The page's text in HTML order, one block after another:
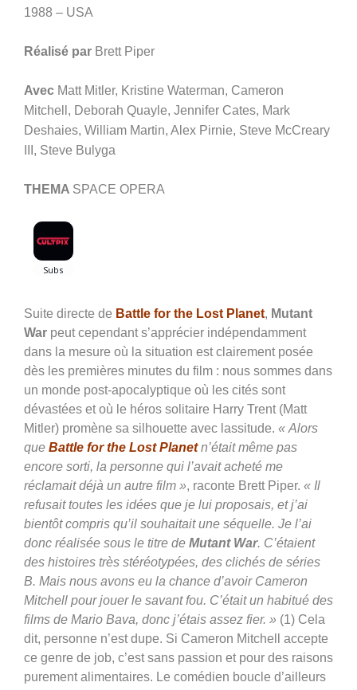
1988 – USA
Réalisé par Brett Piper
Avec Matt Mitler, Kristine Waterman, Cameron
Mitchell, Deborah Quayle, Jennifer Cates, Mark
Deshaies, William Martin, Alex Pirnie, Steve McCreary
III, Steve Bulyga
THEMA SPACE OPERA
Suite directe de Battle for the Lost Planet, Mutant
War peut cependant s’apprécier indépendamment
dans la mesure où la situation est clairement posée
dès les premières minutes du film : nous sommes dans
un monde post-apocalyptique où les cités sont
dévastées et où le héros solitaire Harry Trent (Matt
Mitler) promène sa silhouette avec lassitude. « Alors
que Battle for the Lost Planet n’était même pas
encore sorti, la personne qui l’avait acheté me
réclamait déjà un autre film », raconte Brett Piper. « Il
refusait toutes les idées que je lui proposais, et j’ai
bientôt compris qu’il souhaitait une séquelle. Je l’ai
donc réalisée sous le titre de Mutant War. C’étaient
des histoires très stéréotypées, des clichés de séries
B. Mais nous avons eu la chance d’avoir Cameron
Mitchell pour jouer le savant fou. C’était un habitué des
films de Mario Bava, donc j’étais assez fier. » (1) Cela
dit, personne n’est dupe. Si Cameron Mitchell accepte
ce genre de job, c’est sans passion et pour des raisons
purement alimentaires. Le comédien boucle d’ailleurs